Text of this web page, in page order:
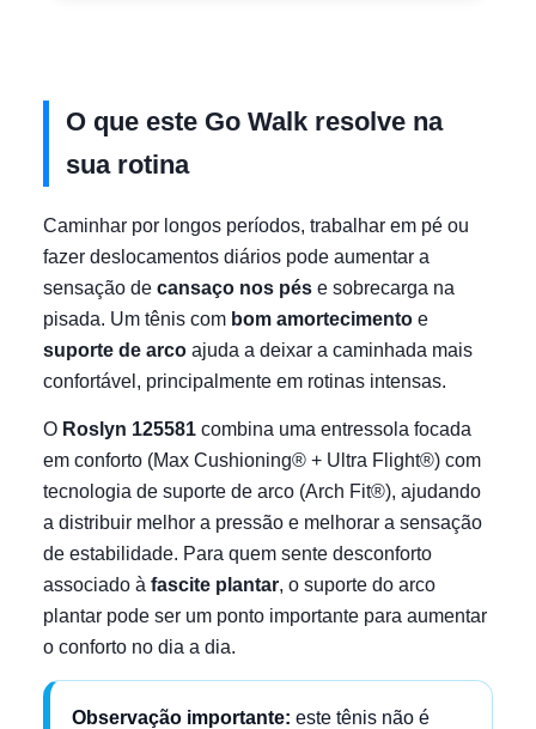
O que este Go Walk resolve na
sua rotina
Caminhar por longos períodos, trabalhar em pé ou
fazer deslocamentos diários pode aumentar a
sensação de cansaço nos pés e sobrecarga na
pisada. Um tênis com bom amortecimento e
suporte de arco ajuda a deixar a caminhada mais
confortável, principalmente em rotinas intensas.
O Roslyn 125581 combina uma entressola focada
em conforto (Max Cushioning® + Ultra Flight®) com
tecnologia de suporte de arco (Arch Fit®), ajudando
a distribuir melhor a pressão e melhorar a sensação
de estabilidade. Para quem sente desconforto
associado à fascite plantar, o suporte do arco
plantar pode ser um ponto importante para aumentar
o conforto no dia a dia.
Observação importante: este tênis não é